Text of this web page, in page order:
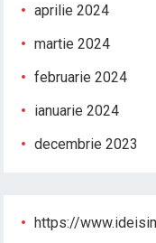
aprilie 2024
martie 2024
februarie 2024
ianuarie 2024
decembrie 2023
https://